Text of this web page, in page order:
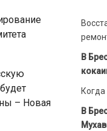
– Новая
В
В